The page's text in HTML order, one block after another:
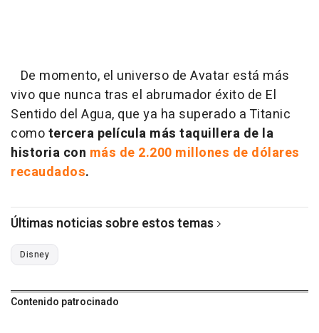
De momento, el universo de Avatar está más
vivo que nunca tras el abrumador éxito de El
Sentido del Agua, que ya ha superado a Titanic
comotercera película más taquillera de la
historia con más de 2.200 millones de dólares
recaudados.
Últimas noticias sobre estos temas
Disney
Contenido patrocinado